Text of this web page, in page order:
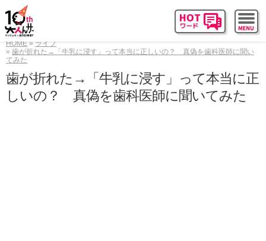
HOME
ライフ
歯が折れた→「牛乳に浸す」って本当に正しいの？ 真偽を歯科医師に聞い
てみた
歯が折れた→「牛乳に浸す」って本当に正
しいの？ 真偽を歯科医師に聞いてみた